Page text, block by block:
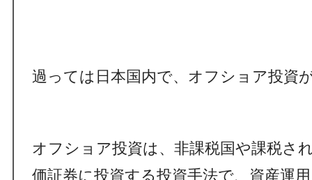
過っては日本国内で、オフショア投資
オフショア投資は、非課税国や課税さ
価証券に投資する投資手法で、資産運